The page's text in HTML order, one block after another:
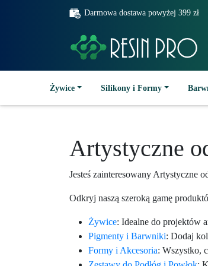
Darmowa dostawa powyżej 399 zł
Żywice Silikony i Formy
Artystyczne
Jesteś zainteresowany Artystyczne
Odkryj naszą szeroką gamę
Żywice: Idealne do projektów
Pigmenty i Barwniki: Dodaj
Formy i Akcesoria: Wszystko,